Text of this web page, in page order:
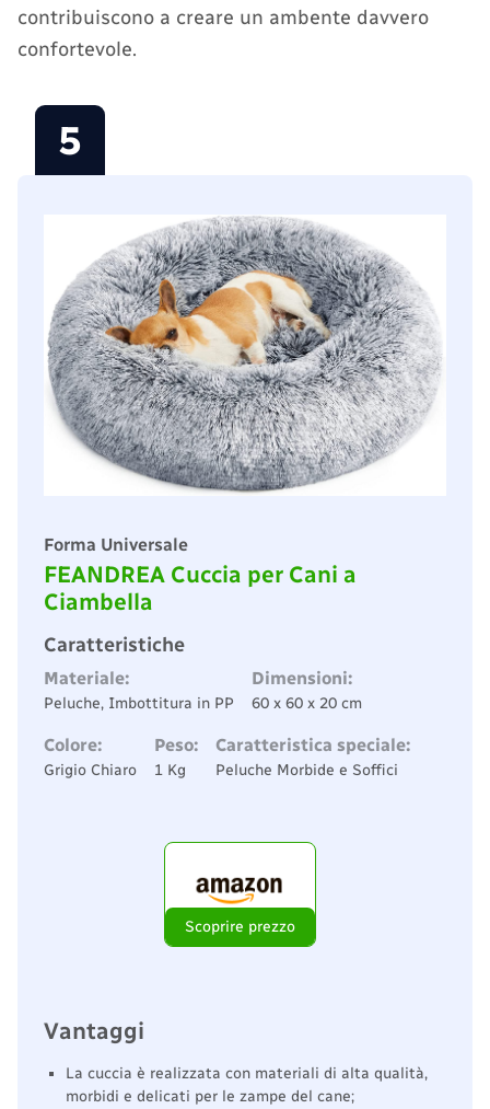
contribuiscono a creare un ambente davvero
confortevole.
5
Forma Universale
FEANDREA Cuccia per Cani a
Ciambella
Caratteristiche
Materiale:
Peluche, Imbottitura in PP
Dimensioni:
60 x 60 x 20 cm
Colore:
Grigio Chiaro
Peso:
1 Kg
Caratteristica speciale:
Peluche Morbide e Soffici
Scoprire prezzo
Vantaggi
La cuccia è realizzata con materiali di alta qualità,
morbidi e delicati per le zampe del cane;